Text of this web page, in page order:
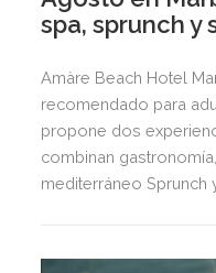
spa, sprunch y
Amàre Beach Hotel
recomendado para
propone dos
combinan
mediterráneo Sprunch